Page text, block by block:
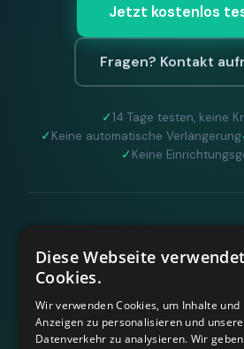
Jetzt kostenlos
Fragen? Kontakt
✓14 Tage testen, keine
✓ Keine automatische Verlängerung
✓ Keine
Individuelle Anforderungen,
Konditionen?
Sprechen Sie uns
gemeinsam die
360HR Chat
Fragen zu Recruiting, ATS
Schreiben Sie uns direkt.
Bereit für Ihre Nachricht
Wie können wir
sich hier im Chat
Diese Webseite verwendet
Cookies.
Wir verwenden Cookies, um Inhalte und
Anzeigen zu personalisieren und
Datenverkehr zu analysieren. Wir geben